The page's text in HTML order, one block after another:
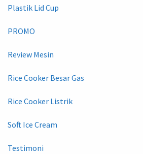
Plastik Lid Cup
PROMO
Review Mesin
Rice Cooker Besar Gas
Rice Cooker Listrik
Soft Ice Cream
Testimoni